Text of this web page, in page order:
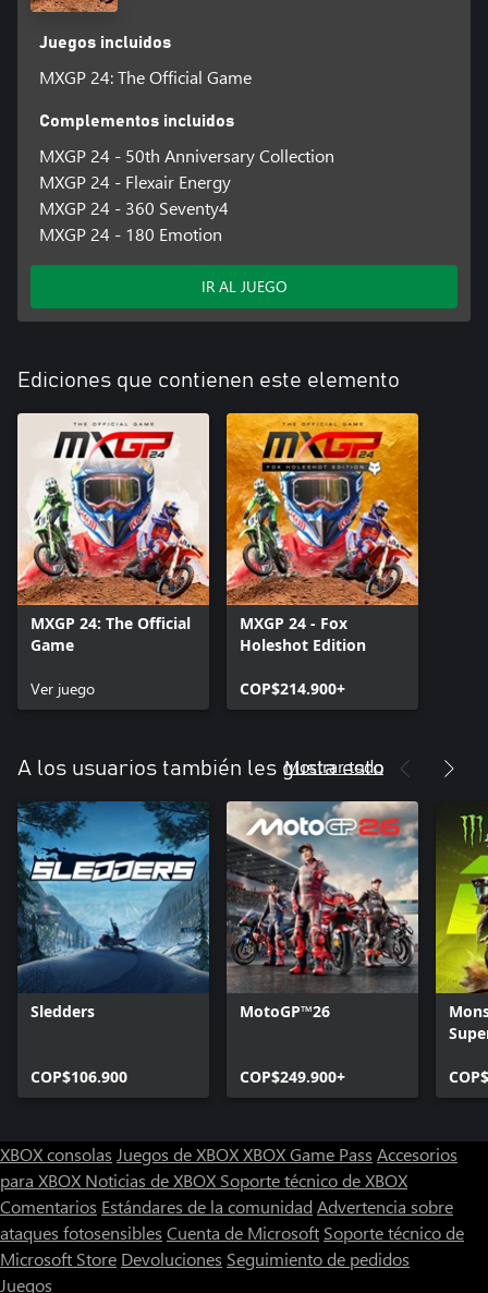
Juegos incluidos
MXGP 24: The Official Game
Complementos incluidos
MXGP 24 - 50th Anniversary Collection
MXGP 24 - Flexair Energy
MXGP 24 - 360 Seventy4
MXGP 24 - 180 Emotion
IR AL JUEGO
Ediciones que contienen este elemento
MXGP 24: The Official
Game
Ver juego
MXGP 24 - Fox
Holeshot Edition
COP$214.900+
A los usuarios también les gusta esto
Mostrar todo
Sledders
COP$106.900
MotoGP™26
COP$249.900+
XBOX consolas Juegos de XBOXXBOX Game Pass Accesorios
para XBOX Noticias de XBOX Soporte técnico de XBOX
Comentarios Estándares de la comunidad Advertencia sobre
ataques fotosensibles Cuenta de Microsoft Soporte técnico de
Microsoft Store Devoluciones Seguimiento de pedidos
Juegos